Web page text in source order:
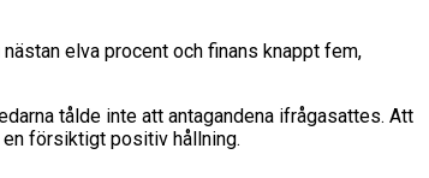
elva procent och finans knappt fem,
tålde inte att antagandena ifrågasattes. Att
försiktigt positiv hållning.